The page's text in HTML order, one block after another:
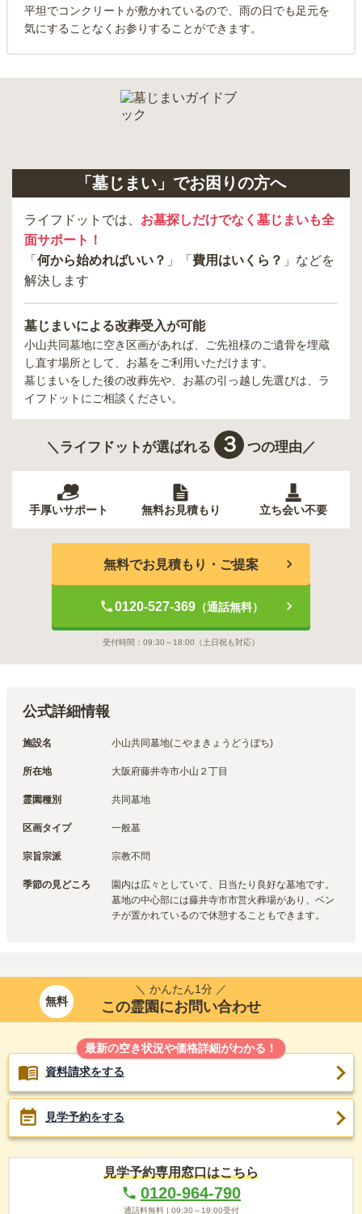
平坦でコンクリートが敷かれているので、雨の日でも足元を
気にすることなくお参りすることができます。
「墓じまい」でお困りの方へ
ライフドットでは、 お墓探しだけでなく墓じまいも全
面サポート！
「 何から始めればいい？ 」「 費用はいくら？ 」などを
解決します
墓じまいによる改葬受入が可能
小山共同墓地に空き区画があれば、ご先祖様のご遺骨を埋蔵
し直す場所として、お墓をご利用いただけます。
墓じまいをした後の改葬先や、お墓の引っ越し先選びは、ラ
イフドットにご相談ください。
＼ライフドットが選ばれる ３ つの理由／
手厚いサポート 無料お見積もり 立ち会い不要
無料でお見積もり・ご提案
0120-527-369（通話無料）
受付時間： 09:30～18:00 （土日祝も対応）
公式詳細情報
施設名 小山共同墓地(こやまきょうどうぼち)
所在地 大阪府藤井寺市小山２丁目
霊園種別 共同墓地
区画タイプ 一般墓
宗旨宗派 宗教不問
季節の見どころ
園内は広々としていて、日当たり良好な墓地です。
墓地の中心部には藤井寺市市営火葬場があり、ベン
チが置かれているので休憩することもできます。
無料
＼ かんたん1分 ／
この霊園にお問い合わせ
最新の空き状況や価格詳細がわかる！
資料請求をする
見学予約をする
見学予約専用窓口はこちら
0120-964-790
通話料無料 | 09:30～18:00受付